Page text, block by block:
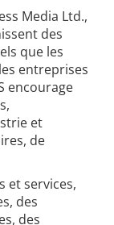
Media Ltd.,
des
que les
entreprises
encourage
et
de
et services,
des
des